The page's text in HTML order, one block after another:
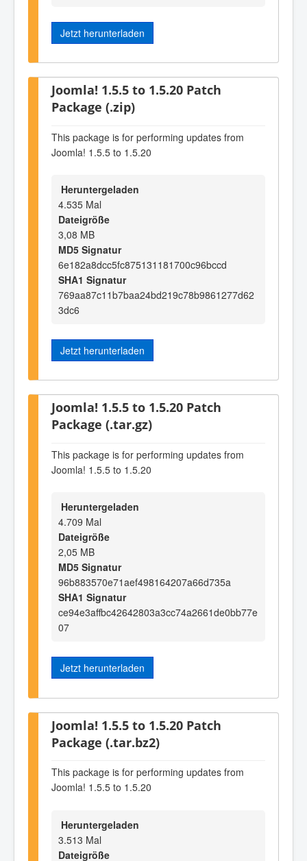
Jetzt herunterladen
Joomla! 1.5.5 to 1.5.20 Patch
Package (.zip)
This package is for performing updates from
Joomla! 1.5.5 to 1.5.20
Heruntergeladen
4.535 Mal
Dateigröße
3,08 MB
MD5 Signatur
6e182a8dcc5fc875131181700c96bccd
SHA1 Signatur
769aa87c11b7baa24bd219c78b9861277d62
3dc6
Jetzt herunterladen
Joomla! 1.5.5 to 1.5.20 Patch
Package (.tar.gz)
This package is for performing updates from
Joomla! 1.5.5 to 1.5.20
Heruntergeladen
4.709 Mal
Dateigröße
2,05 MB
MD5 Signatur
96b883570e71aef498164207a66d735a
SHA1 Signatur
ce94e3affbc42642803a3cc74a2661de0bb77e
07
Jetzt herunterladen
Joomla! 1.5.5 to 1.5.20 Patch
Package (.tar.bz2)
This package is for performing updates from
Joomla! 1.5.5 to 1.5.20
Heruntergeladen
3.513 Mal
Dateigröße